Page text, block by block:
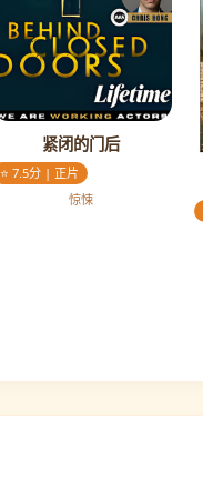
紧闭的门后
⭐ 7.5分 | 正片
惊悚